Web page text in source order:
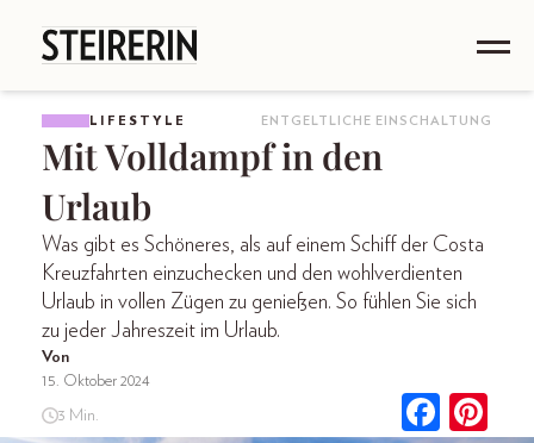
LIFESTYLE ENTGELTLICHE EINSCHALTUNG
Mit Volldampf in den
Urlaub
Was gibt es Schöneres, als auf einem Schiff der Costa
Kreuzfahrten einzuchecken und den wohlverdienten
Urlaub in vollen Zügen zu genießen. So fühlen Sie sich
zu jeder Jahreszeit im Urlaub.
Von
15. Oktober 2024
3 Min.